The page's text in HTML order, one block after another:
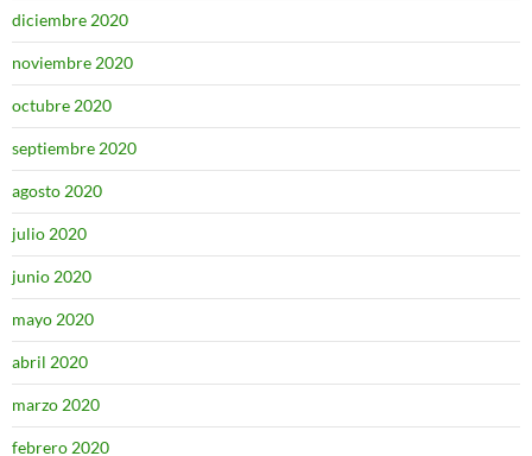
diciembre 2020
noviembre 2020
octubre 2020
septiembre 2020
agosto 2020
julio 2020
junio 2020
mayo 2020
abril 2020
marzo 2020
febrero 2020